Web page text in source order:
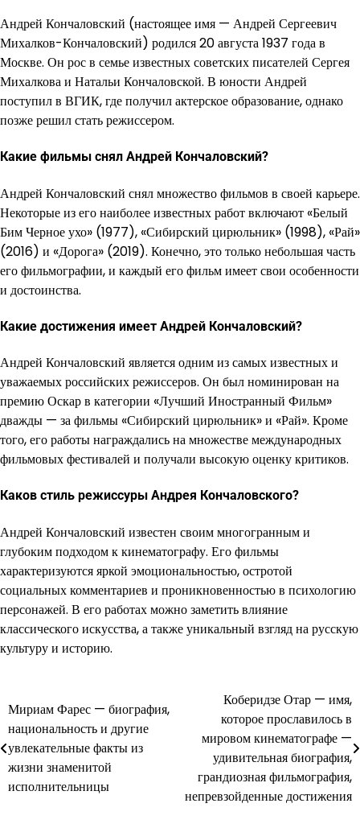
Андрей Кончаловский (настоящее имя — Андрей Сергеевич
Михалков-Кончаловский) родился 20 августа 1937 года в
Москве. Он рос в семье известных советских писателей Сергея
Михалкова и Натальи Кончаловской. В юности Андрей
поступил в ВГИК, где получил актерское образование, однако
позже решил стать режиссером.
Какие фильмы снял Андрей Кончаловский?
Андрей Кончаловский снял множество фильмов в своей карьере.
Некоторые из его наиболее известных работ включают «Белый
Бим Черное ухо» (1977), «Сибирский цирюльник» (1998), «Рай»
(2016) и «Дорога» (2019). Конечно, это только небольшая часть
его фильмографии, и каждый его фильм имеет свои особенности
и достоинства.
Какие достижения имеет Андрей Кончаловский?
Андрей Кончаловский является одним из самых известных и
уважаемых российских режиссеров. Он был номинирован на
премию Оскар в категории «Лучший Иностранный Фильм»
дважды — за фильмы «Сибирский цирюльник» и «Рай». Кроме
того, его работы награждались на множестве международных
фильмовых фестивалей и получали высокую оценку критиков.
Каков стиль режиссуры Андрея Кончаловского?
Андрей Кончаловский известен своим многогранным и
глубоким подходом к кинематографу. Его фильмы
характеризуются яркой эмоциональностью, остротой
социальных комментариев и проникновенностью в психологию
персонажей. В его работах можно заметить влияние
классического искусства, а также уникальный взгляд на русскую
культуру и историю.
Навигация
по
записям
Мириам Фарес — биография,
национальность и другие
увлекательные факты из
жизни знаменитой
исполнительницы
Коберидзе Отар — имя,
которое прославилось в
мировом кинематографе —
удивительная биография,
грандиозная фильмография,
непревзойденные достижения